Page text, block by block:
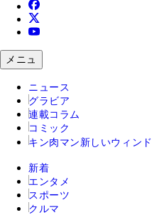
メニュ
ニュース
グラビア
連載コラム
コミック
キン肉マン 新しいウィン
新着
エンタメ
スポーツ
クルマ